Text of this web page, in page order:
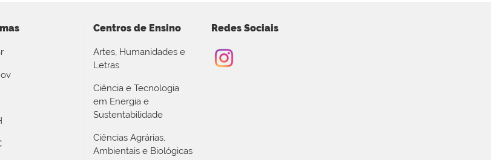
Centros de Ensino
Artes, Humanidades e
Letras
Ciência e Tecnologia
em Energia e
Sustentabilidade
Ciências Agrárias,
Ambientais e Biológicas
Redes Sociais